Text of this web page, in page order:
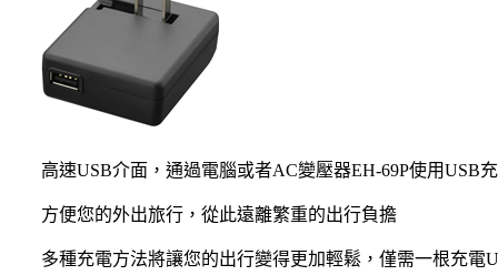
高速USB介面，通過電腦或者AC變壓器EH-69P使用USB
方便您的外出旅行，從此遠離繁重的出行負擔
多種充電方法將讓您的出行變得更加輕鬆，僅需一根充